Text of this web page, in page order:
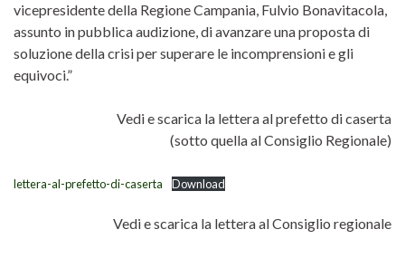
vicepresidente della Regione Campania, Fulvio Bonavitacola,
assunto in pubblica audizione, di avanzare una proposta di
soluzione della crisi per superare le incomprensioni e gli
equivoci.”
Vedi e scarica la lettera al prefetto di caserta
(sotto quella al Consiglio Regionale)
lettera-al-prefetto-di-caserta Download
Vedi e scarica la lettera al Consiglio regionale